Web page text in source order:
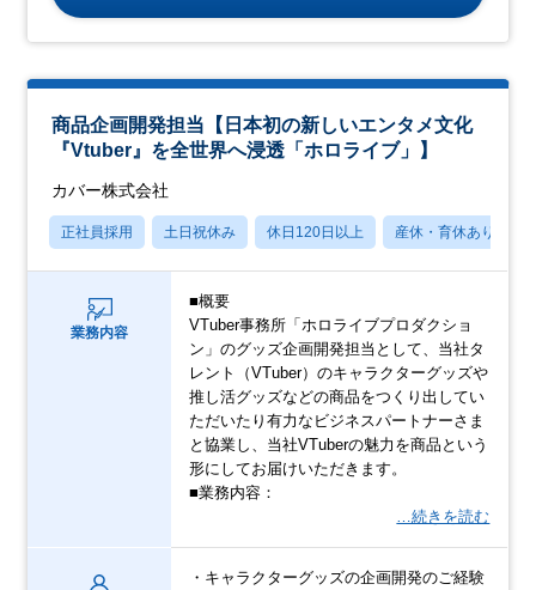
商品企画開発担当【日本初の新しいエンタメ文化
『Vtuber』を全世界へ浸透「ホロライブ」】
カバー株式会社
正社員採用 土日祝休み 休日120日以上 産休・育休あり
業務内容
■概要
VTuber事務所「ホロライブプロダクショ
ン」のグッズ企画開発担当として、当社タ
レント（VTuber）のキャラクターグッズや
推し活グッズなどの商品をつくり出してい
ただいたり有力なビジネスパートナーさま
と協業し、当社VTuberの魅力を商品という
形にしてお届けいただきます。
■業務内容：
…続きを読む
・キャラクターグッズの企画開発のご経験